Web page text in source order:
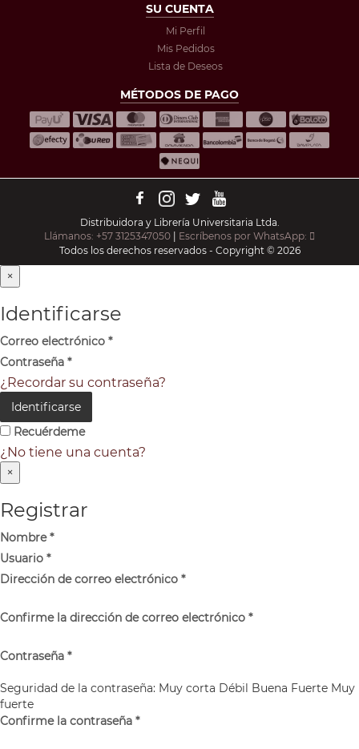
SU CUENTA
Mi Perfil
Mis Pedidos
Lista de Deseos
MÉTODOS DE PAGO
Distribuidora y Librería Universitaria Ltda.
Llámanos: +57 3125347050 | Escríbenos por WhatsApp:
Todos los derechos reservados - Copyright © 2026
×
Identificarse
Correo electrónico *
Contraseña *
¿Recordar su contraseña?
Identificarse
Recuérdeme
¿No tiene una cuenta?
×
Registrar
Nombre*
Usuario *
Dirección de correo electrónico *
Confirme la dirección de correo electrónico *
Contraseña *
Seguridad de la contraseña: Muy corta Débil Buena Fuerte Muy
fuerte
Confirme la contraseña *